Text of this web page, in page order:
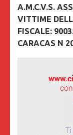
A.M.C.V.S.
VITTIME
FISCALE:
CARACAS N